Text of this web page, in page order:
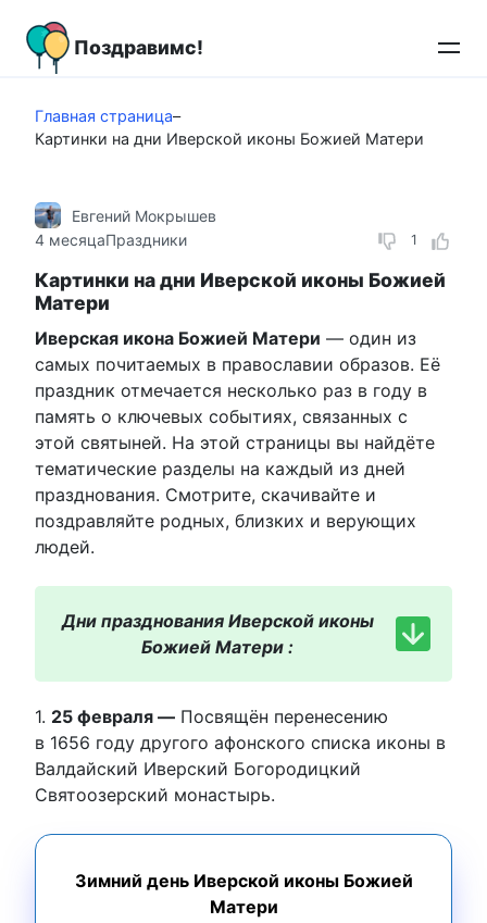
контенту
Поздравимс!
Главная страница–
Картинки на дни Иверской иконы Божией Матери
1
Евгений Мокрышев
4 месяцаПраздники
Картинки на дни Иверской иконы Божией
Матери
Иверская икона Божией Матери — один из
самых почитаемых в православии образов. Её
праздник отмечается несколько раз в году в
память о ключевых событиях, связанных с
этой святыней. На этой страницы вы найдёте
тематические разделы на каждый из дней
празднования. Смотрите, скачивайте и
поздравляйте родных, близких и верующих
людей.
Дни празднования Иверской иконы
Божией Матери :
1. 25 февраля — Посвящён перенесению
в 1656 году другого афонского списка иконы в
Валдайский Иверский Богородицкий
Святоозерский монастырь.
Зимний день Иверской иконы Божией
Матери